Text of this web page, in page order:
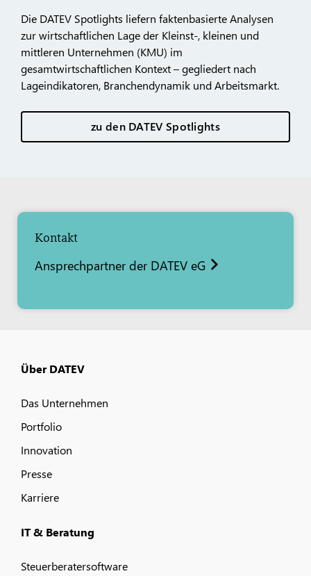
Die DATEV Spotlights liefern faktenbasierte Analysen
zur wirtschaftlichen Lage der Kleinst-, kleinen und
mittleren Unternehmen (KMU) im
gesamtwirtschaftlichen Kontext – gegliedert nach
Lageindikatoren, Branchendynamik und Arbeitsmarkt.
zu den DATEV Spotlights
Kontakt
Ansprechpartner der DATEV eG
Über DATEV
Das Unternehmen
Portfolio
Innovation
Presse
Karriere
IT & Beratung
Steuerberatersoftware